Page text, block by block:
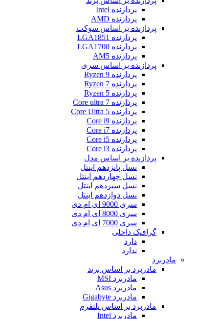
پردازنده Intel
پردازنده AMD
پردازنده بر اساس سوکت
پردازنده LGA1851
پردازنده LGA1700
پردازنده AM5
پردازنده بر اساس سری
پردازنده Ryzen 9
پردازنده Ryzen 7
پردازنده Ryzen 5
پردازنده Core ultra 7
پردازنده Core Ultra 5
پردازنده Core i9
پردازنده Core i7
پردازنده Core i5
پردازنده Core i3
پردازنده بر اساس مدل
نسل پانزدهم اینتل
نسل چهاردهم اینتل
نسل سیزدهم اینتل
نسل دوازدهم اینتل
سری 9000 ای ام دی
سری 8000 ای ام دی
سری 7000 ای ام دی
گرافیک داخلی
دارد
ندارد
مادربرد
مادربرد بر اساس برند
مادربرد MSI
مادربرد Asus
مادربرد Gigabyte
مادربرد بر اساس پلتفرم
مادربرد Intel